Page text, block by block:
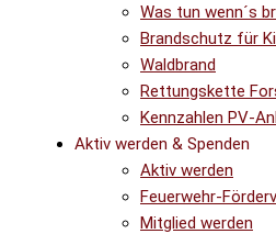
Was tun wenn´s
Brandschutz für
Waldbrand
Rettungskette
Kennzahlen PV-
Aktiv werden & Spenden
Aktiv werden
Feuerwehr-
Mitglied werden